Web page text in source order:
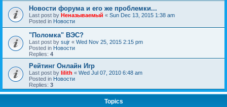
Новости форума и его же проблемки...
Last post by Неназываемый « Sun Dec 13, 2015 1:38 am
Posted in Новости
"Поломка" ВЭС?
Last post by sujr « Wed Nov 25, 2015 2:15 pm
Posted in Новости
Replies: 4
Рейтинг Онлайн Игр
Last post by lilith « Wed Jul 07, 2010 6:48 am
Posted in Новости
Replies: 3
Topics